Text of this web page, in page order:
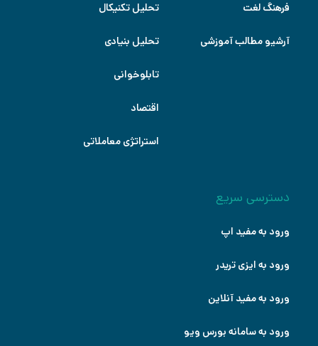
فرهنگ لغت
آرشیو مطالب آموزشی
تحلیل تکنیکال
تحلیل بنیادی
تابلوخوانی
اقتصاد
استراتژی معاملاتی
دسترسی سریع
ورود به مفید اپ
ورود به ایزی تریدر
ورود به مفید آنلاین
ورود به سامانه بورس ویو